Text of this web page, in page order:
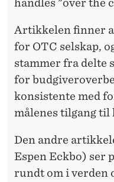
handles "over the
Artikkelen finner
for OTC selskap,
stammer fra delte
for
konsistente med
målenes tilgang til
Den andre
Espen Eckbo) ser
rundt om i verden